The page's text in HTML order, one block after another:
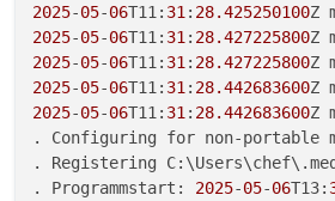
2025-05-06T11: 31 : 28.425250100Z
2025-05-06T11: 31 : 28.427225800Z
2025-05-06T11: 31 : 28.427225800Z
2025-05-06T11: 31 : 28.442683600Z
2025-05-06T11: 31 : 28.442683600Z
. Configuring for non-portable
. Registering
. Programmstart: 2025-05-06T13: